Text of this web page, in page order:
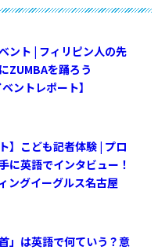
ント | フィリピン人の先
ZUMBAを踊ろう
ントレポート】
】こども記者体験 | プロ
に英語でインタビュー！
ングイーグルス名古屋
首」は英語で何ていう？意